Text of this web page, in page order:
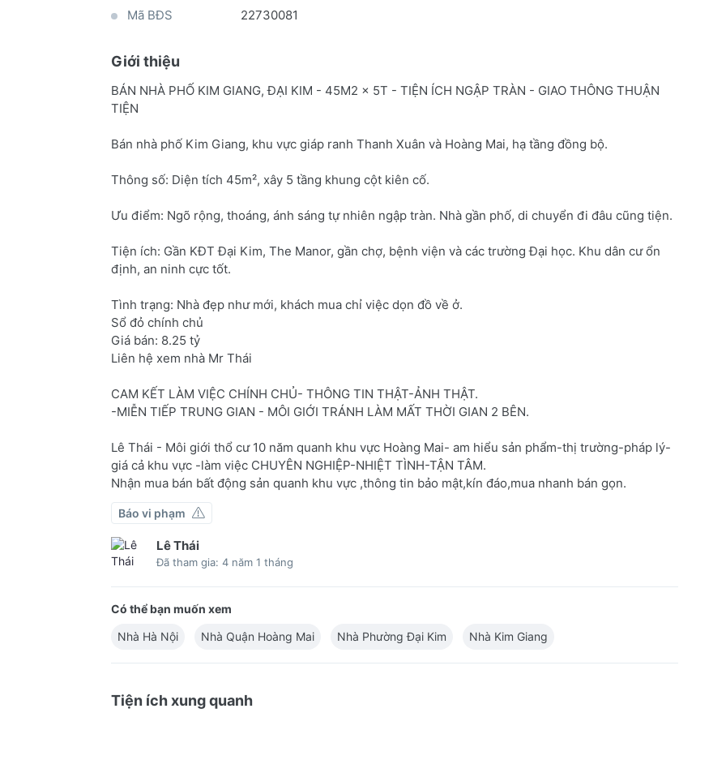
Mã BĐS
22730081
Giới thiệu
BÁN NHÀ PHỐ KIM GIANG, ĐẠI KIM - 45M2 x 5T - TIỆN ÍCH NGẬP TRÀN - GIAO THÔNG THUẬN
TIỆN
Bán nhà phố Kim Giang, khu vực giáp ranh Thanh Xuân và Hoàng Mai, hạ tầng đồng bộ.
Thông số: Diện tích 45m², xây 5 tầng khung cột kiên cố.
Ưu điểm: Ngõ rộng, thoáng, ánh sáng tự nhiên ngập tràn. Nhà gần phố, di chuyển đi đâu cũng tiện.
Tiện ích: Gần KĐT Đại Kim, The Manor, gần chợ, bệnh viện và các trường Đại học. Khu dân cư ổn
định, an ninh cực tốt.
Tình trạng: Nhà đẹp như mới, khách mua chỉ việc dọn đồ về ở.
Sổ đỏ chính chủ
Giá bán: 8.25 tỷ
Liên hệ xem nhà Mr Thái
CAM KẾT LÀM VIỆC CHÍNH CHỦ- THÔNG TIN THẬT-ẢNH THẬT.
-MIỄN TIẾP TRUNG GIAN - MÔI GIỚI TRÁNH LÀM MẤT THỜI GIAN 2 BÊN.
Lê Thái - Môi giới thổ cư 10 năm quanh khu vực Hoàng Mai- am hiểu sản phẩm-thị trường-pháp lý-
giá cả khu vực -làm việc CHUYÊN NGHIỆP-NHIỆT TÌNH-TẬN TÂM.
Nhận mua bán bất động sản quanh khu vực ,thông tin bảo mật,kín đáo,mua nhanh bán gọn.
Báo vi phạm
Lê Thái
Đã tham gia: 4 năm 1 tháng
Có thể bạn muốn xem
Nhà Hà Nội
Nhà Quận Hoàng Mai Nhà Phường Đại Kim Nhà Kim Giang
Tiện ích xung quanh